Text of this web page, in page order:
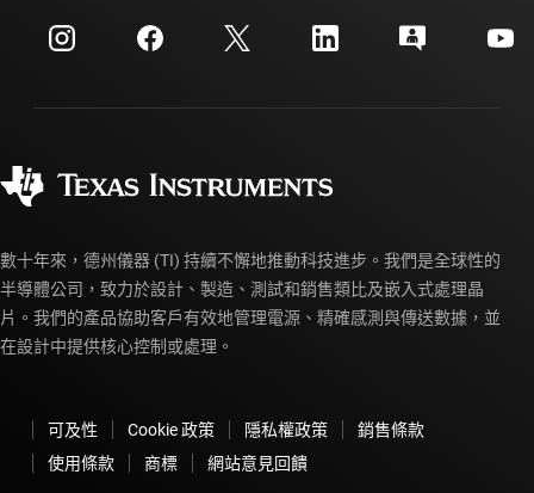
投資人關系
客戶支援中心
myTI 帳戶常見問題解答
訂購 FAQ
數十年來，德州儀器 (TI) 持續不懈地推動科技進步。我們是全球性的
半導體公司，致力於設計、製造、測試和銷售類比及嵌入式處理晶
片。我們的產品協助客戶有效地管理電源、精確感測與傳送數據，並
在設計中提供核心控制或處理。
可及性 Cookie 政策 隱私權政策
銷售條款
使用條款
商標 網站意見回饋